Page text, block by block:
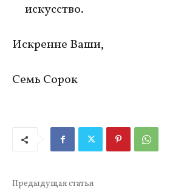
искусство.
Искренне Ваши,
Семь Сорок
Предыдущая статья